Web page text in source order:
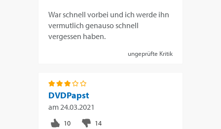
War schnell vorbei und ich werde ihn
vermutlich genauso schnell
vergessen haben.
ungeprüfte Kritik
DVDPapst
am24.03.2021